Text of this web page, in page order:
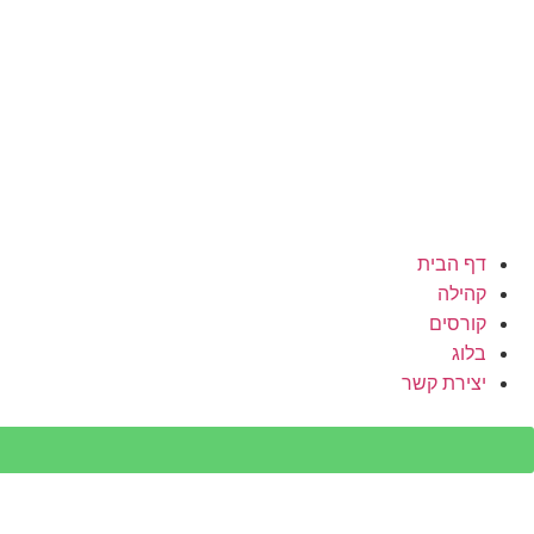
דף הבית
קהילה
קורסים
בלוג
יצירת קשר